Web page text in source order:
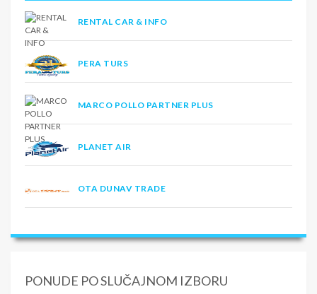
RENTAL CAR & INFO
PERA TURS
MARCO POLLO PARTNER PLUS
PLANET AIR
OTA DUNAV TRADE
PONUDE PO SLUČAJNOM IZBORU